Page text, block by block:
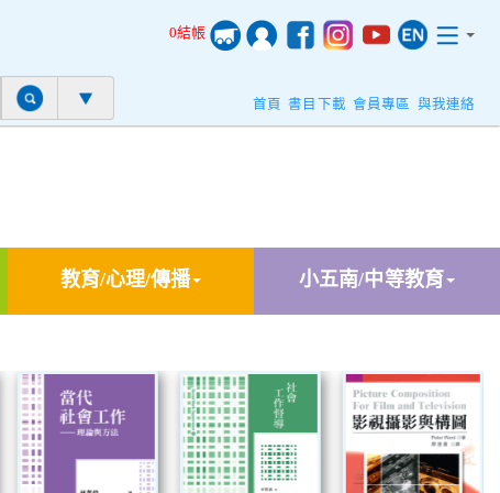
0結帳
首頁 書目下載 會員專區 與我連絡
教育/心理/傳播 小五南/中等教育